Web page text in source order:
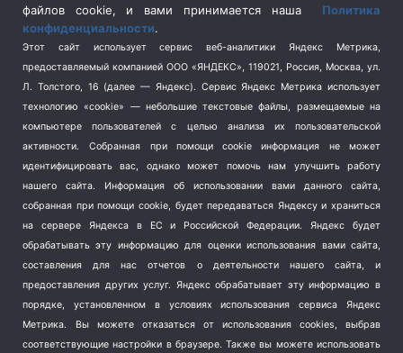
Спецоперация на Украине
(404)
Спорт (740)
Терроризм (1)
Транспорт (262)
Туризм (178)
Флот (76)
Школа и спорт (2)
Экология (8)
Экономика (1172)
файлов cookie, и вами принимается наша Политика
конфиденциальности.
Этот сайт использует сервис веб-аналитики Яндекс Метрика,
предоставляемый компанией ООО «ЯНДЕКС», 119021, Россия, Москва, ул.
Л. Толстого, 16 (далее — Яндекс). Сервис Яндекс Метрика использует
технологию «cookie» — небольшие текстовые файлы, размещаемые на
компьютере пользователей с целью анализа их пользовательской
активности.
Собранная при помощи cookie информация не может
идентифицировать вас, однако может помочь нам улучшить работу
нашего сайта. Информация об использовании вами данного сайта,
собранная при помощи cookie, будет передаваться Яндексу и храниться
на сервере Яндекса в ЕС и Российской Федерации. Яндекс будет
обрабатывать эту информацию для оценки использования вами сайта,
составления для нас отчетов о деятельности нашего сайта, и
предоставления других услуг. Яндекс обрабатывает эту информацию в
порядке, установленном в условиях использования сервиса Яндекс
Метрика.
Вы можете отказаться от использования cookies, выбрав
соответствующие настройки в браузере. Также вы можете использовать